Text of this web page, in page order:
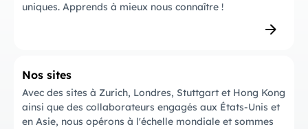
uniques. Apprends à mieux nous connaître !
Nos sites
Avec des sites à Zurich, Londres, Stuttgart et Hong Kong
ainsi que des collaborateurs engagés aux États-Unis et
en Asie, nous opérons à l'échelle mondiale et sommes